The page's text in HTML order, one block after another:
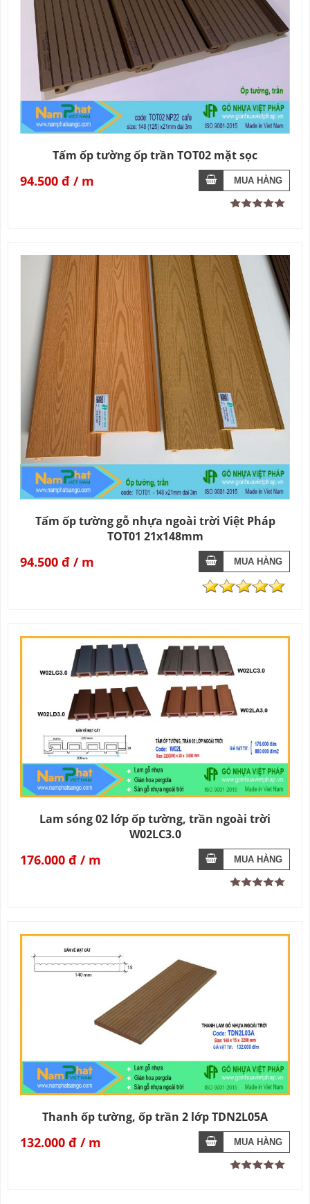
Tấm ốp tường ốp trần TOT02 mặt sọc
94.500 đ
Tấm ốp tường gỗ nhựa ngoài trời Việt Pháp
TOT01 21x148mm
94.500 đ
Lam sóng 02 lớp ốp tường, trần ngoài trời
W02LC3.0
176.000 đ
Thanh ốp tường, ốp trần 2 lớp TDN2L05A
132.000 đ